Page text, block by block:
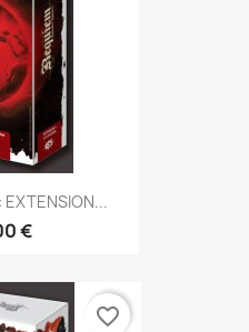
€
favorite_border